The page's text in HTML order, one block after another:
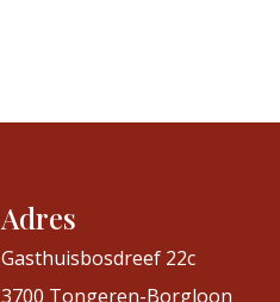
Adres
Gasthuisbosdreef 22c
3700 Tongeren-Borgloon